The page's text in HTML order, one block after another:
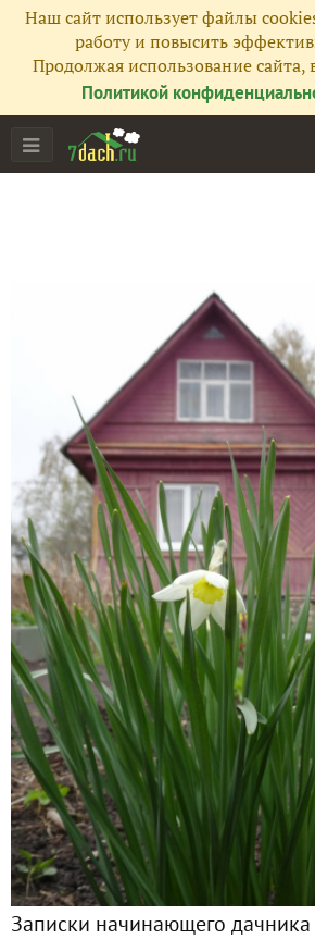
Наш сайт использует файлы
работу и повысить
Продолжая использование сайта,
Политикой
Записки начинающего дачника
Главная
Подписчики
Все публикации
Сейчас обсуждают
Дачные выходные. Сезон 2022
уДачный денек и уДачные покупки
Где логика?